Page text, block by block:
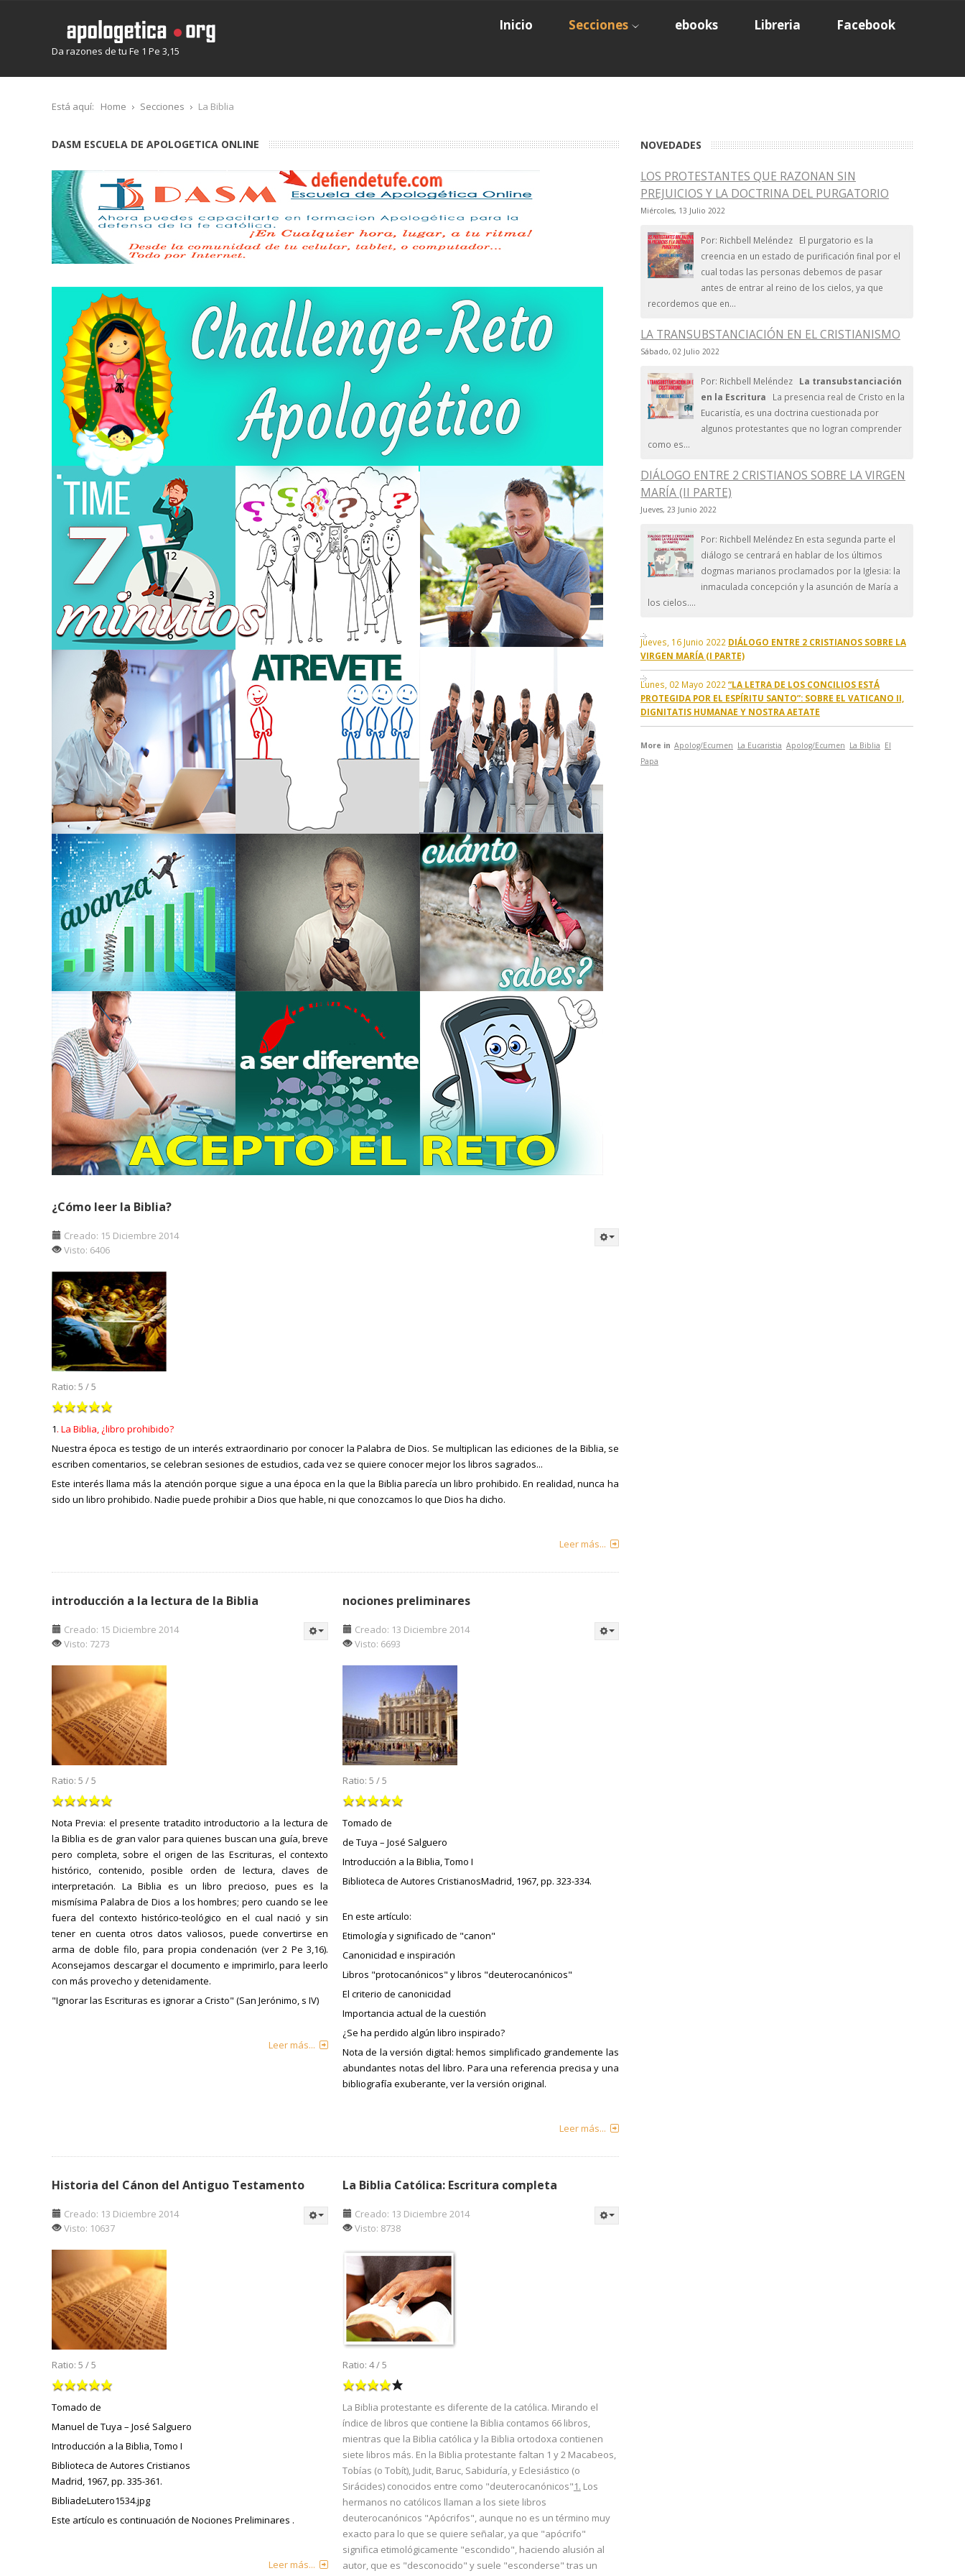
Da razones de tu Fe 1 Pe 3,15
Inicio Secciones ebooks Libreria Facebook
Está aquí: Home Secciones La Biblia
DASM ESCUELA DE APOLOGETICA ONLINE
¿Cómo leer la Biblia?
Creado: 15 Diciembre 2014
Visto: 6406
Ratio: 5 /5
1. La Biblia, ¿libro prohibido?
Nuestra época es testigo de un interés extraordinario por conocer la Palabra de Dios. Se multiplican las ediciones de la Biblia, se
escriben comentarios, se celebran sesiones de estudios, cada vez se quiere conocer mejor los libros sagrados...
Este interés llama más la atención porque sigue a una época en la que la Biblia parecía un libro prohibido. En realidad, nunca ha
sido un libro prohibido. Nadie puede prohibir a Dios que hable, ni que conozcamos lo que Dios ha dicho.
Leer más...
introducción a la lectura de la Biblia
Creado: 15 Diciembre 2014
Visto: 7273
Ratio: 5 /5
Nota Previa: el presente tratadito introductorio a la lectura de
la Biblia es de gran valor para quienes buscan una guía, breve
pero completa, sobre el origen de las Escrituras, el contexto
histórico, contenido, posible orden de lectura, claves de
interpretación. La Biblia es un libro precioso, pues es la
mismísima Palabra de Dios a los hombres; pero cuando se lee
fuera del contexto histórico-teológico en el cual nació y sin
tener en cuenta otros datos valiosos, puede convertirse en
arma de doble filo, para propia condenación (ver 2 Pe 3,16).
Aconsejamos descargar el documento e imprimirlo, para leerlo
con más provecho y detenidamente.
"Ignorar las Escrituras es ignorar a Cristo" (San Jerónimo, s IV)
Leer más...
nociones preliminares
Creado: 13 Diciembre 2014
Visto: 6693
Ratio: 5 /5
Tomado de
de Tuya – José Salguero
Introducción a la Biblia, Tomo I
Biblioteca de Autores CristianosMadrid, 1967, pp. 323-334.
En este artículo:
Etimología y significado de "canon"
Canonicidad e inspiración
Libros "protocanónicos" y libros "deuterocanónicos"
El criterio de canonicidad
Importancia actual de la cuestión
¿Se ha perdido algún libro inspirado?
Nota de la versión digital: hemos simplificado grandemente las
abundantes notas del libro. Para una referencia precisa y una
bibliografía exuberante, ver la versión original.
Leer más...
Historia del Cánon del Antiguo Testamento
Creado: 13 Diciembre 2014
Visto: 10637
Ratio: 5 /5
Tomado de
Manuel de Tuya – José Salguero
Introducción a la Biblia, Tomo I
Biblioteca de Autores Cristianos
Madrid, 1967, pp. 335-361.
BibliadeLutero1534.jpg
Este artículo es continuación de Nociones Preliminares .
Leer más...
La Biblia Católica: Escritura completa
Creado: 13 Diciembre 2014
Visto: 8738
Ratio: 4/5
La Biblia protestante es diferente de la católica. Mirando el
índice de libros que contiene la Biblia contamos 66 libros,
mientras que la Biblia católica y la Biblia ortodoxa contienen
siete libros más. En la Biblia protestante faltan 1 y 2 Macabeos,
Tobías (o Tobít), Judit, Baruc, Sabiduría, y Eclesiástico (o
Sirácides) conocidos entre como "deuterocanónicos"1. Los
hermanos no católicos llaman a los siete libros
deuterocanónicos "Apócrifos", aunque no es un término muy
exacto para lo que se quiere señalar, ya que "apócrifo"
significa etimológicamente "escondido", haciendo alusión al
autor, que es "desconocido" y suele "esconderse" tras un
NOVEDADES
LOS PROTESTANTES QUE RAZONAN SIN
PREJUICIOS Y LA DOCTRINA DEL PURGATORIO
Miércoles, 13 Julio 2022
Por: Richbell Meléndez El purgatorio es la
creencia en un estado de purificación final por el
cual todas las personas debemos de pasar
antes de entrar al reino de los cielos, ya que
recordemos que en...
LA TRANSUBSTANCIACIÓN EN EL CRISTIANISMO
Sábado, 02 Julio 2022
Por: Richbell Meléndez La transubstanciación
en la Escritura La presencia real de Cristo en la
Eucaristía, es una doctrina cuestionada por
algunos protestantes que no logran comprender
como es...
DIÁLOGO ENTRE 2 CRISTIANOS SOBRE LA VIRGEN
MARÍA (II PARTE)
Jueves, 23 Junio 2022
Por: Richbell Meléndez En esta segunda parte el
diálogo se centrará en hablar de los últimos
dogmas marianos proclamados por la Iglesia: la
inmaculada concepción y la asunción de María a
los cielos....
Jueves, 16 Junio 2022 DIÁLOGO ENTRE 2 CRISTIANOS SOBRE LA
VIRGEN MARÍA (I PARTE)
Lunes, 02 Mayo 2022 “LA LETRA DE LOS CONCILIOS ESTÁ
PROTEGIDA POR EL ESPÍRITU SANTO”: SOBRE EL VATICANO II,
DIGNITATIS HUMANAE Y NOSTRA AETATE
More in Apolog/Ecumen La Eucaristia Apolog/Ecumen La Biblia El
Papa